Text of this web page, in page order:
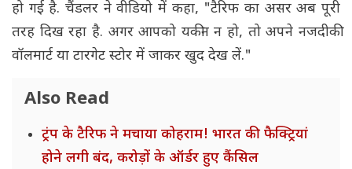
हो गई है. चैंडलर ने वीडियो में कहा, "टैरिफ का असर अब पूरी
तरह दिख रहा है. अगर आपको यकीन न हो, तो अपने नजदीकी
वॉलमार्ट या टारगेट स्टोर में जाकर खुद देख लें."
Also Read
ट्रंप के टैरिफ ने मचाया कोहराम! भारत की फैक्ट्रियां
होने लगी बंद, करोड़ों के ऑर्डर हुए कैंसिल